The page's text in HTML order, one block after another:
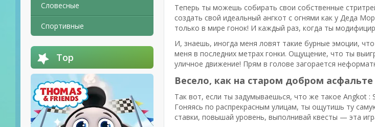
Словесные
Спортивные
Top
Теперь ты можешь собирать свои собственные
создать свой идеальный ангкот с огнями как у Деда
только в мире гонок! И каждый раз, когда ты
И, знаешь, иногда меня ловят такие бурные эмоции, что
меня в последних метрах гонки. Ощущение, что ты
уличное движение! Прям в голове загорается
Весело, как на старом добром асфальте
Так вот, если ты задумываешься, что же такое Angkot :
Гоняясь по распрекрасным улицам, ты ощутишь ту
ставки, повышай уровень, выполнивай квесты — эта